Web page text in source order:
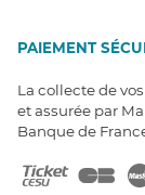
PAIEMENT
La collecte de
et assurée par
Banque de